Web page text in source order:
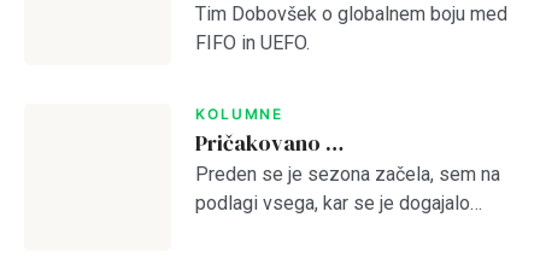
Tim Dobovšek o globalnem boju med
FIFO in UEFO.
KOLUMNE
Pričakovano …
Preden se je sezona začela, sem na
podlagi vsega, kar se je dogajalo